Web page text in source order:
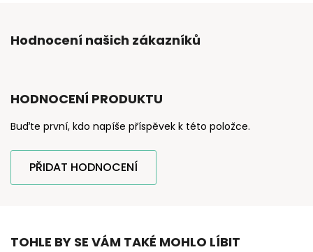
Hodnocení našich zákazníků
HODNOCENÍ PRODUKTU
Buďte první, kdo napíše příspěvek k této položce.
PŘIDAT HODNOCENÍ
TOHLE BY SE VÁM TAKÉ MOHLO LÍBIT